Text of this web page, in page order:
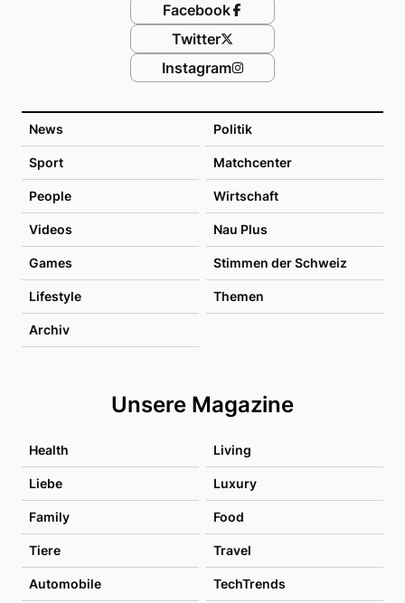
News Politik
Sport Matchcenter
People Wirtschaft
Videos Nau Plus
Games Stimmen der Schweiz
Lifestyle Themen
Archiv
Unsere Magazine
Health Living
Liebe Luxury
Family Food
Tiere Travel
Automobile TechTrends
Facebook
Twitter
Instagram